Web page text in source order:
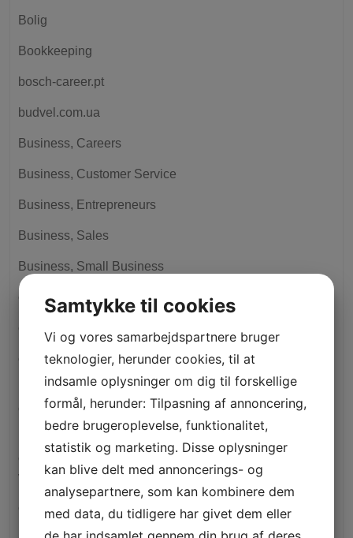
Bolig
Bookkeeping
bosch-career.pt
budvel.com.ua
Business, Careers
Business, Customer Service
Business, Entrepreneurs
Business, Sales
Business, Small Business
cacocu.es
cashadvancecompass.com+installment-loans-
id+riverside how to do a cash advance
cashadvancecompass.com+installment-loans-tx+dallas
how to do a cash advance
cashadvancecompass.com+installment-loans-
va+victoria how to do a cash advance
Samtykke til cookies
Vi og vores samarbejdspartnere bruger
teknologier, herunder cookies, til at
indsamle oplysninger om dig til forskellige
formål, herunder: Tilpasning af annoncering,
bedre brugeroplevelse, funktionalitet,
statistik og marketing. Disse oplysninger
kan blive delt med annoncerings- og
analysepartnere, som kan kombinere dem
med data, du tidligere har givet dem eller